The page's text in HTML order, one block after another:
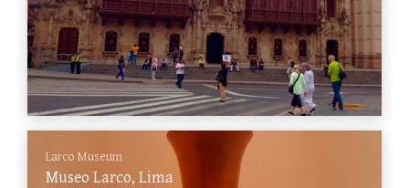
Larco Museum
Museo Larco, Lima